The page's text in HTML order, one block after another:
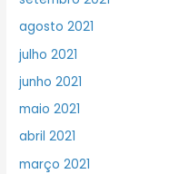
agosto 2021
julho 2021
junho 2021
maio 2021
abril 2021
março 2021